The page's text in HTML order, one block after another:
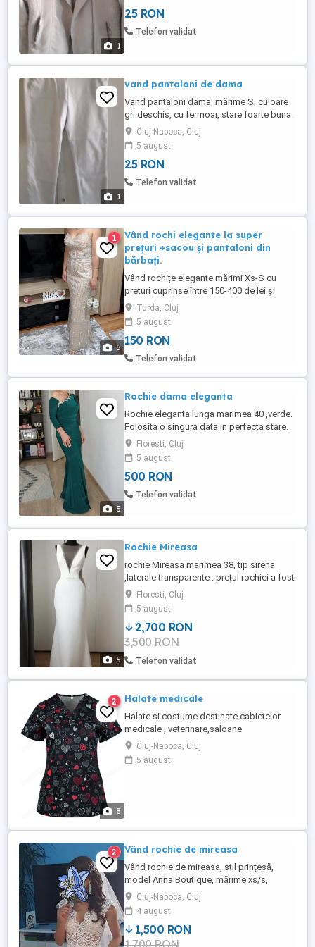
1
25 RON
Telefon validat
1
vand pantaloni de dama
Vand pantaloni dama, mărime S, culoare
gri deschis, cu fermoar, stare foarte buna.
Cluj-Napoca, Cluj
5 august
25 RON
Telefon validat
5
1
Vând rochi elegante la super
prețuri +sacou și pantaloni din
bărbați.
Vând rochițe elegante mărimi Xs-S cu
preturi cuprinse între 150-400 de lei și
sacou bărbătesc cu pantaloni eleganți la
250 de lei. Toate sunt ca noi îmbrăcate o
singură, curățate profesional fără urme de
uzură.
Turda, Cluj
5 august
150 RON
Telefon validat
5
Rochie dama eleganta
Rochie eleganta lunga marimea 40 ,verde.
Folosita o singura data in perfecta stare.
Floresti, Cluj
5 august
500 RON
Telefon validat
5
Rochie Mireasa
rochie Mireasa marimea 38, tip sirena
,laterale transparente . prețul rochiei a fost
de 7000lei si se vinde cu 2700 lei
negociabil
Floresti, Cluj
5 august
2,700 RON
3,500 RON
Telefon validat
8
2 Halate medicale
Halate si costume destinate cabietelor
medicale , veterinare,saloane
infrumusetare ,firmelor de curatenie ,etc
diiferite culori sau imprimeuri. Pe stoc la
magazinul de echipamente protectia
Cluj-Napoca, Cluj
5 august
2 Vând rochie de mireasa
Vând rochie de mireasa, stil prințesă,
model Anna Boutique, mărime xs/s,
curățată profesional.
Cluj-Napoca, Cluj
4 august
1,500 RON
1,700 RON